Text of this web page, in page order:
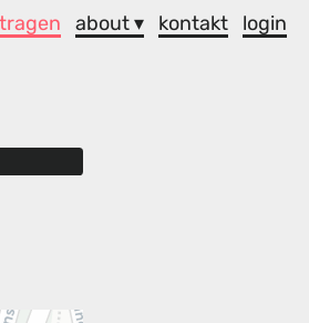
about ▾ kontakt login